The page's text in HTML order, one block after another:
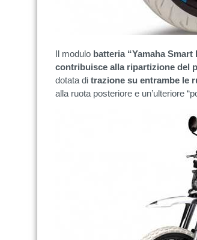
Il modulo batteria “Yamaha
contribuisce alla ripartizione del
dotata di trazione su entrambe le
alla ruota posteriore e un’ulteriore